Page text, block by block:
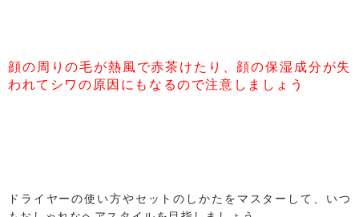
顔の周りの毛が熱風で赤茶けたり、顔の保湿成分が失
われてシワの原因にもなるので注意しましょう
ドライヤーの使い方やセットのしかたをマスターして、いつ